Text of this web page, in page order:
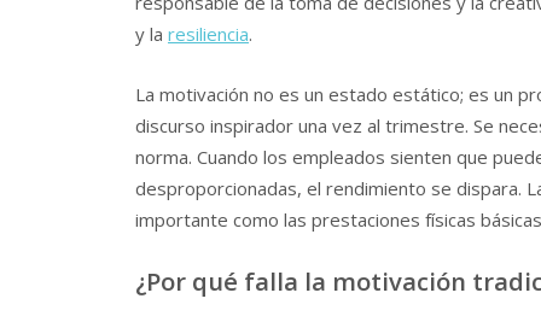
y la resiliencia.
La motivación no es un estado estático; es un
discurso inspirador una vez al trimestre. Se
norma. Cuando los empleados sienten que
desproporcionadas, el rendimiento se dispara.
importante como las prestaciones físicas
¿Por qué falla la motivación